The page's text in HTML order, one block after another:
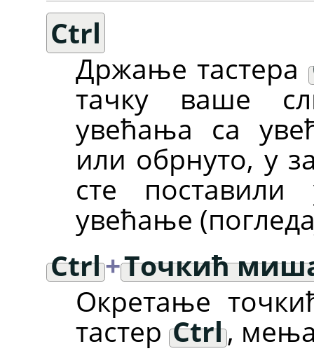
Ctrl
Држање тастера
тачку ваше
увећања са
или обрнуто, у
сте
увећање
Ctrl+Точкић
Окретање
тастер Ctrl,